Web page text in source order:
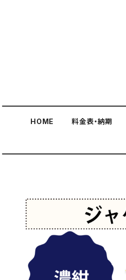
HOME 料金表・納期